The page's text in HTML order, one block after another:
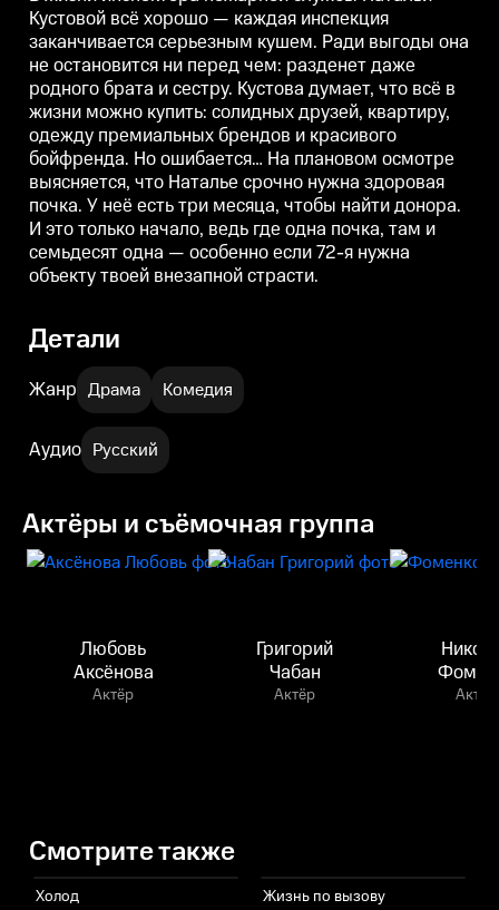
время Наталья наслаждается
жизнью в курортном городе,
однако мысли о Мише не дают
ей покоя. По этому поводу она
даже обращается к
психотерапевту.
Михаил сообщает, что у его
жены эвакуировали машину и
её надо выручить. Кустова со
свойственной ей
нахрапистостью берёт
ситуацию под контроль:
находит авто на штрафстоянке и
извлекает оттуда виолончель,
которая нужна Гале для участия
в концерте.
Кустовой всё хорошо — каждая инспекция
заканчивается серьезным кушем. Ради выгоды она
не остановится ни перед чем: разденет даже
родного брата и сестру. Кустова думает, что всё в
жизни можно купить: солидных друзей, квартиру,
одежду премиальных брендов и красивого
бойфренда. Но ошибается… На плановом осмотре
выясняется, что Наталье срочно нужна здоровая
почка. У неё есть три месяца, чтобы найти донора.
И это только начало, ведь где одна почка, там и
семьдесят одна — особенно если 72-я нужна
объекту твоей внезапной страсти.
Детали
Жанр Драма Комедия
Аудио Русский
Актёры и съёмочная группа
Любовь
Аксёнова
Актёр
Григорий
Чабан
Актёр Актёр
Смотрите также
Холод Жизнь по вызову